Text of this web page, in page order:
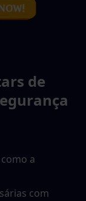
de
a
com